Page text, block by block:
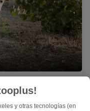
fuego, Azul / gris...
y otras tecnologías (en